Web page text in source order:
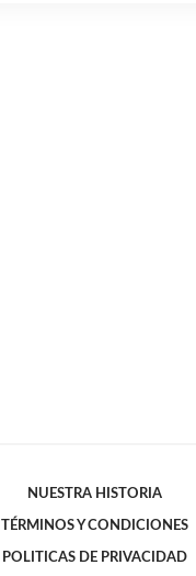
NUESTRA HISTORIA
TÉRMINOS Y CONDICIONES
POLITICAS DE PRIVACIDAD